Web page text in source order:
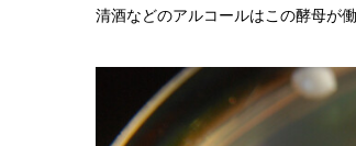
清酒などのアルコールはこの酵母が